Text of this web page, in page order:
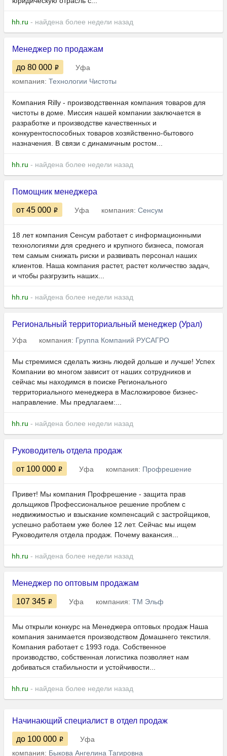
hh.ru - найдена более недели назад
Менеджер по продажам
до 80 000
Уфа
компания: Технологии Чистоты
Компания Rilly - производственная компания товаров для
чистоты в доме. Миссия нашей компании заключается в
разработке и производстве качественных и
конкурентоспособных товаров хозяйственно-бытового
назначения. В связи с динамичным ростом...
hh.ru - найдена более недели назад
Помощник менеджера
от 45 000 Уфа компания: Сенсум
18 лет компания Сенсум работает с информационными
технологиями для среднего и крупного бизнеса, помогая
тем самым снижать риски и развивать персонал наших
клиентов. Наша компания растет, растет количество задач,
и чтобы разгрузить наших...
hh.ru - найдена более недели назад
Региональный территориальный менеджер (Урал)
Уфа компания: Группа Компаний РУСАГРО
Мы стремимся сделать жизнь людей дольше и лучше! Успех
Компании во многом зависит от наших сотрудников и
сейчас мы находимся в поиске Регионального
территориального менеджера в Масложировое бизнес-
направление. Мы предлагаем:...
hh.ru - найдена более недели назад
Руководитель отдела продаж
от 100 000 Уфа компания: Профрешение
Привет! Мы компания Профрешение - защита прав
дольщиков Профессиональное решение проблем с
недвижимостью и взыскание компенсаций с застройщиков,
успешно работаем уже более 12 лет. Сейчас мы ищем
Руководителя отдела продаж. Почему вакансия...
hh.ru - найдена более недели назад
Менеджер по оптовым продажам
107 345 Уфа компания: ТМ Эльф
Мы открыли конкурс на Менеджера оптовых продаж Наша
компания занимается производством Домашнего текстиля.
Компания работает с 1993 года. Собственное
производство, собственная логистика позволяет нам
добиваться стабильности и устойчивости...
hh.ru - найдена более недели назад
Начинающий специалист в отдел продаж
до 100 000
Уфа
компания: Быкова Ангелина Тагировна